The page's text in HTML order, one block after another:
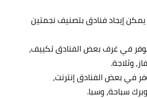
يمكن إيجاد فنادق بتصنيف نجمتين
في غرف بعض الفنادق تكييف،
وثلاجة.
في بعض الفنادق إنترنت،
سباحة، وسبا.